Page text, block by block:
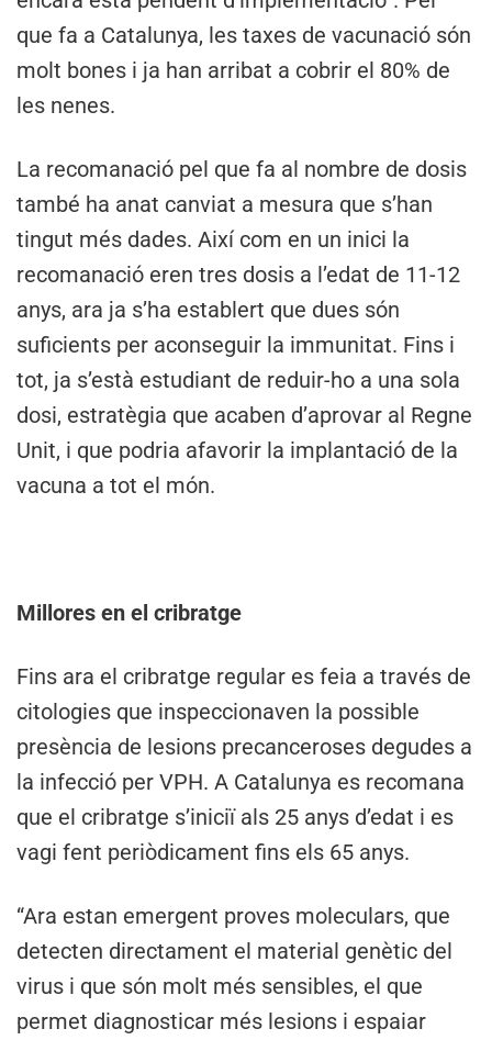
que fa a Catalunya, les taxes de vacunació són
molt bones i ja han arribat a cobrir el 80% de
les nenes.
La recomanació pel que fa al nombre de dosis
també ha anat canviat a mesura que s’han
tingut més dades. Així com en un inici la
recomanació eren tres dosis a l’edat de 11-12
anys, ara ja s’ha establert que dues són
suficients per aconseguir la immunitat. Fins i
tot, ja s’està estudiant de reduir-ho a una sola
dosi, estratègia que acaben d’aprovar al Regne
Unit, i que podria afavorir la implantació de la
vacuna a tot el món.
Millores en el cribratge
Fins ara el cribratge regular es feia a través de
citologies que inspeccionaven la possible
presència de lesions precanceroses degudes a
la infecció per VPH. A Catalunya es recomana
que el cribratge s’iniciï als 25 anys d’edat i es
vagi fent periòdicament fins els 65 anys.
“Ara estan emergent proves moleculars, que
detecten directament el material genètic del
virus i que són molt més sensibles, el que
permet diagnosticar més lesions i espaiar